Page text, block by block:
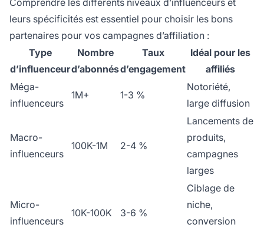
Comprendre les différents niveaux d’influenceurs et
leurs spécificités est essentiel pour choisir les bons
partenaires pour vos campagnes d’affiliation :
Type
d’influenceur
Nombre
d’abonnés
Taux
d’engagement
Idéal pour les
affiliés
Méga-
influenceurs
1M+ 1-3 %
Notoriété,
large diffusion
Macro-
influenceurs
100K-1M 2-4 %
Lancements de
produits,
campagnes
larges
Micro-
influenceurs
10K-100K 3-6 %
Ciblage de
niche,
conversion